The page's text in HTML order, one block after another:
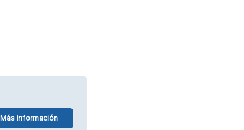
Más información